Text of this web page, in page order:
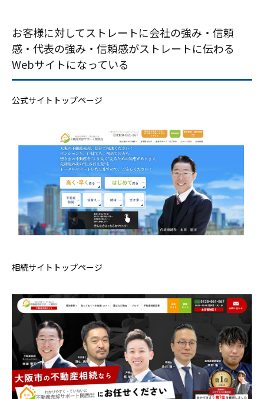
お客様に対してストレートに会社の強み・信頼
感・代表の強み・信頼感がストレートに伝わる
Webサイトになっている
公式サイトトップページ
相続サイトトップページ